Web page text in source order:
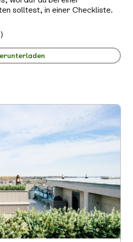
solltest, in einer Checkliste.